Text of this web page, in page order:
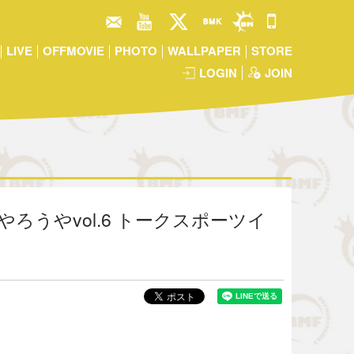
LIVE OFFMOVIE PHOTO WALLPAPER
STORE
LOGIN
JOIN
ろうやvol.6 トークスポーツイ